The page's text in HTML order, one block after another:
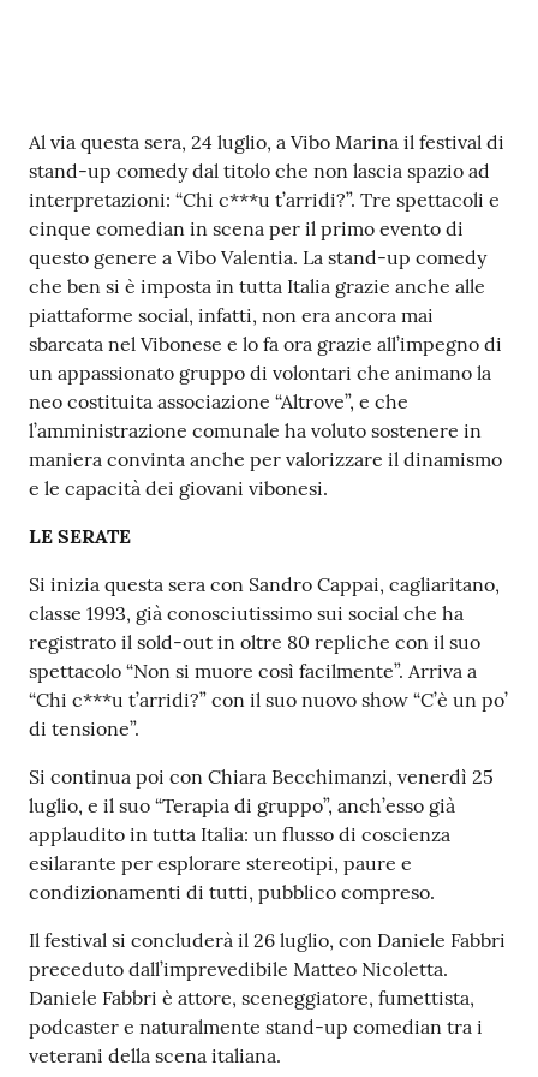
Contenuto
Al via questa sera, 24 luglio, a Vibo Marina il festival di
stand-up comedy dal titolo che non lascia spazio ad
interpretazioni: “Chi c***u t’arridi?”. Tre spettacoli e
cinque comedian in scena per il primo evento di
questo genere a Vibo Valentia. La stand-up comedy
che ben si è imposta in tutta Italia grazie anche alle
piattaforme social, infatti, non era ancora mai
sbarcata nel Vibonese e lo fa ora grazie all’impegno di
un appassionato gruppo di volontari che animano la
neo costituita associazione “Altrove”, e che
l’amministrazione comunale ha voluto sostenere in
maniera convinta anche per valorizzare il dinamismo
e le capacità dei giovani vibonesi.
LE SERATE
Si inizia questa sera con Sandro Cappai, cagliaritano,
classe 1993, già conosciutissimo sui social che ha
registrato il sold-out in oltre 80 repliche con il suo
spettacolo “Non si muore così facilmente”. Arriva a
“Chi c***u t’arridi?” con il suo nuovo show “C’è un po’
di tensione”.
Si continua poi con Chiara Becchimanzi, venerdì 25
luglio, e il suo “Terapia di gruppo”, anch’esso già
applaudito in tutta Italia: un flusso di coscienza
esilarante per esplorare stereotipi, paure e
condizionamenti di tutti, pubblico compreso.
Il festival si concluderà il 26 luglio, con Daniele Fabbri
preceduto dall’imprevedibile Matteo Nicoletta.
Daniele Fabbri è attore, sceneggiatore, fumettista,
podcaster e naturalmente stand-up comedian tra i
veterani della scena italiana.